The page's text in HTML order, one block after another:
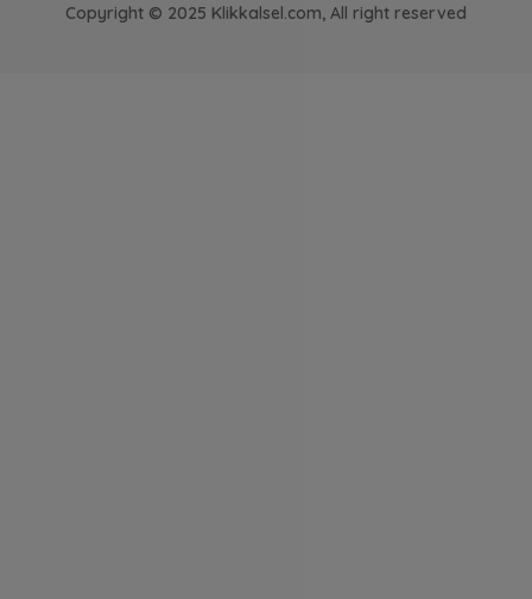
Copyright © 2025 Klikkalsel.com, All right reserved